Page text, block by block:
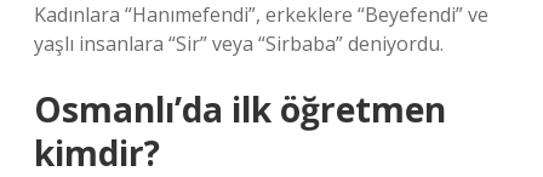
Kadınlara “Hanımefendi”, erkeklere “Beyefendi” ve
yaşlı insanlara “Sir” veya “Sirbaba” deniyordu.
Osmanlı’da ilk öğretmen
kimdir?